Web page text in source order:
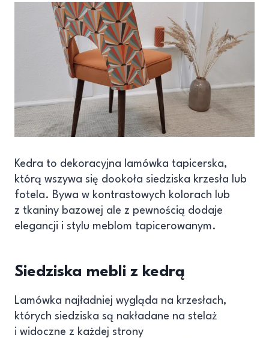
Kedra to dekoracyjna lamówka tapicerska,
którą wszywa się dookoła siedziska krzesła lub
fotela. Bywa w kontrastowych kolorach lub
z tkaniny bazowej ale z pewnością dodaje
elegancji i stylu meblom tapicerowanym.
Siedziska mebli z kedrą
Lamówka najładniej wygląda na krzesłach,
których siedziska są nakładane na stelaż
i widoczne z każdej strony